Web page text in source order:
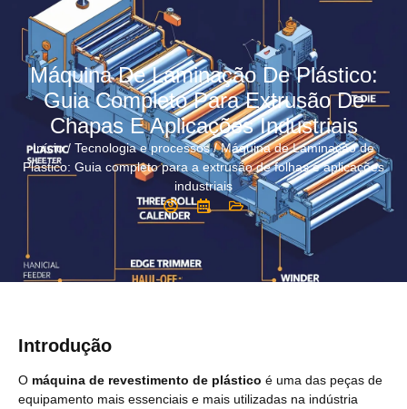
Máquina De Laminação De Plástico:
Guia Completo Para Extrusão De
Chapas E Aplicações Industriais
Início/ Tecnologia e processos/ Máquina de Laminação de
Plástico: Guia completo para a extrusão de folhas e aplicações
industriais
Introdução
O máquina de revestimento de plástico é uma das peças de
equipamento mais essenciais e mais utilizadas na indústria